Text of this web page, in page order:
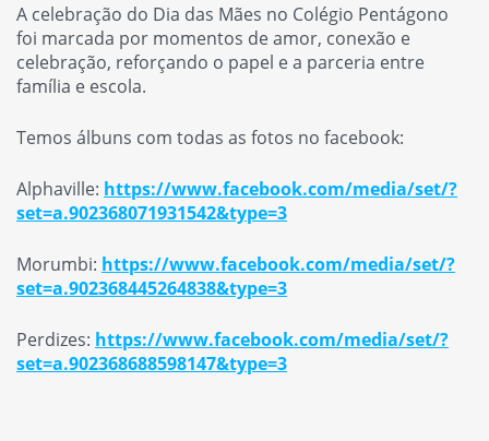
A celebração do Dia das Mães no Colégio Pentágono
foi marcada por momentos de amor, conexão e
celebração, reforçando o papel e a parceria entre
família e escola.
Temos álbuns com todas as fotos no facebook:
Alphaville: https://www.facebook.com/media/set/?
set=a.902368071931542&type=3
Morumbi: https://www.facebook.com/media/set/?
set=a.902368445264838&type=3
Perdizes: https://www.facebook.com/media/set/?
set=a.902368688598147&type=3